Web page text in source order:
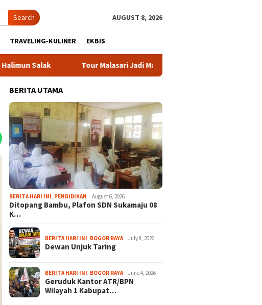
Search AUGUST 8, 2026
TRAVELING-KULINER EKBIS
Tour Malasari Jadi Magnet Sport Tourism, Dongkrak Pariwisata dan
BERITA UTAMA
BERITA HARI INI PENDIDIKAN August 6, 2026
Ditopang Bambu, Plafon SDN Sukamaju 08
K…
BERITA HARI INI BOGOR RAYA July 8, 2026
Dewan Unjuk Taring
BERITA HARI INI BOGOR RAYA June 4, 2026
Geruduk Kantor ATR/BPN
Wilayah 1 Kabupat…